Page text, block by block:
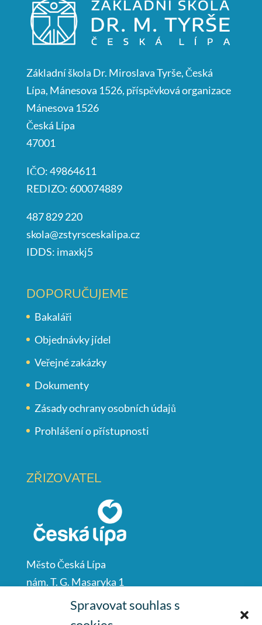
Spravovat souhlas s
Základní škola Dr. Miroslava Tyrše, Česká
Lípa, Mánesova 1526, příspěvková organizace
Mánesova 1526
Česká Lípa
47001
IČO: 49864611
REDIZO: 600074889
487 829 220
skola@zstyrsceskalipa.cz
IDDS: imaxkj5
DOPORUČUJEME
Bakaláři
Objednávky jídel
Veřejné zakázky
Dokumenty
Zásady ochrany osobních údajů
Prohlášení o přístupnosti
ZŘIZOVATEL
Město Česká Lípa
nám. T. G. Masaryka 1
Česká Lípa